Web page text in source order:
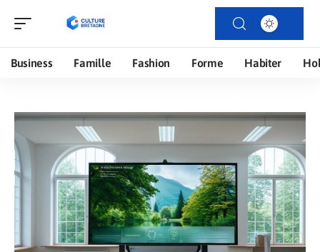
Business Famille Fashion Forme Habiter